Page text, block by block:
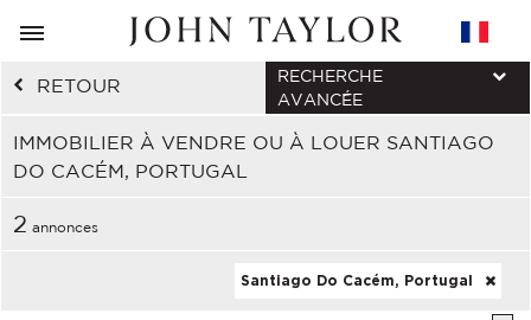
RETOUR
IMMOBILIER À VENDRE OU À LOUER SANTIAGO
DO CACÉM, PORTUGAL
RECHERCHE
AVANCÉE
2 annonces
Santiago Do Cacém, Portugal